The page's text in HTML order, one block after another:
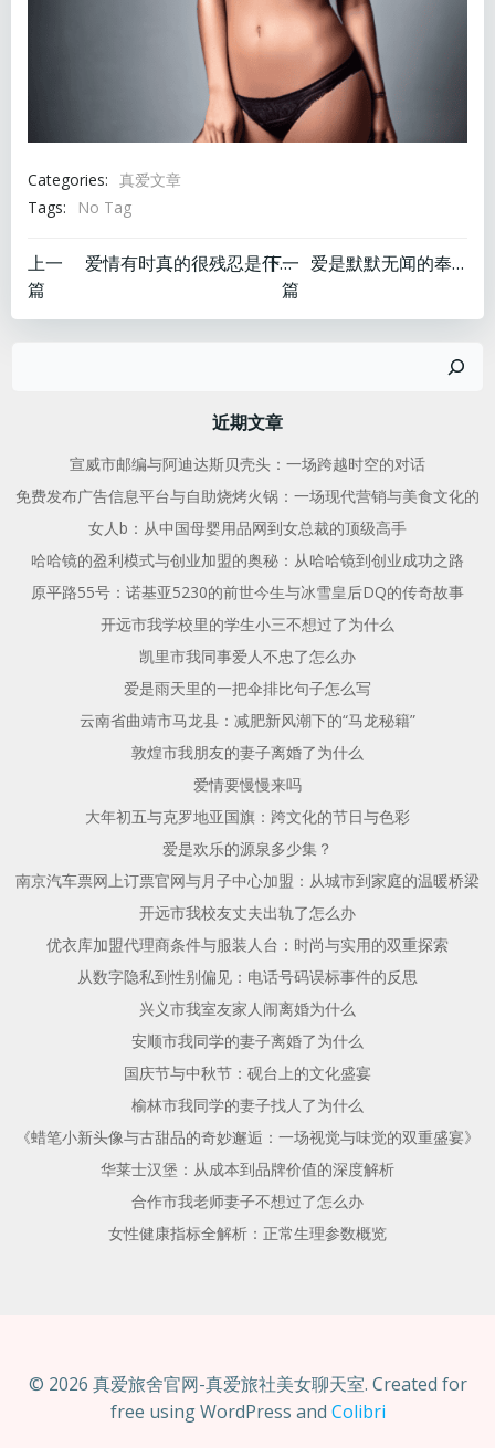
Categories: 真爱文章
Tags:
No Tag
文
章
上一
篇
爱情有时真的很残忍是什么歌词
文
章
航
下一
篇
爱是默默无闻的奉献
近期文章
宣威市邮编与阿迪达斯贝壳头：一场跨越时空的对话
免费发布广告信息平台与自助烧烤火锅：一场现代营销与美食文化的
女人b：从中国母婴用品网到女总裁的顶级高手
哈哈镜的盈利模式与创业加盟的奥秘：从哈哈镜到创业成功之路
原平路55号：诺基亚5230的前世今生与冰雪皇后DQ的传奇故事
开远市我学校里的学生小三不想过了为什么
凯里市我同事爱人不忠了怎么办
爱是雨天里的一把伞排比句子怎么写
云南省曲靖市马龙县：减肥新风潮下的“马龙秘籍”
敦煌市我朋友的妻子离婚了为什么
爱情要慢慢来吗
大年初五与克罗地亚国旗：跨文化的节日与色彩
爱是欢乐的源泉多少集？
南京汽车票网上订票官网与月子中心加盟：从城市到家庭的温暖桥梁
开远市我校友丈夫出轨了怎么办
优衣库加盟代理商条件与服装人台：时尚与实用的双重探索
从数字隐私到性别偏见：电话号码误标事件的反思
兴义市我室友家人闹离婚为什么
安顺市我同学的妻子离婚了为什么
国庆节与中秋节：砚台上的文化盛宴
榆林市我同学的妻子找人了为什么
《蜡笔小新头像与古甜品的奇妙邂逅：一场视觉与味觉的双重盛宴》
华莱士汉堡：从成本到品牌价值的深度解析
合作市我老师妻子不想过了怎么办
女性健康指标全解析：正常生理参数概览
© 2026 真爱旅舍官网-真爱旅社美女聊天室. Created for
free using WordPress and Colibri